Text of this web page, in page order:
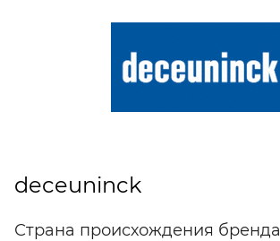
deceuninck
Страна происхождения бренда